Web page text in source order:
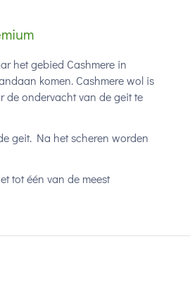
het gebied Cashmere in
komen. Cashmere wol is
de ondervacht van de geit te
geit. Na het scheren worden
tot één van de meest